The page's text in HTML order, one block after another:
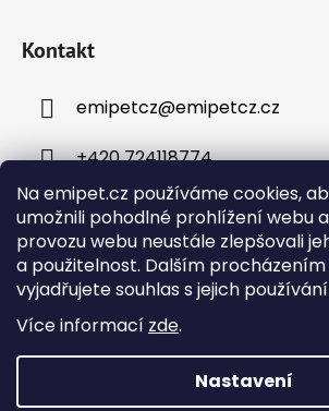
Na emipet.cz používáme cookies,
umožnili pohodlné prohlížení webu
provozu webu neustále zlepšovali
a použitelnost. Dalším
vyjadřujete souhlas s jejich
Více informací zde.
Nastavení
Kontakt
emipetcz@emipetcz.cz
+420 724118774
Instagram